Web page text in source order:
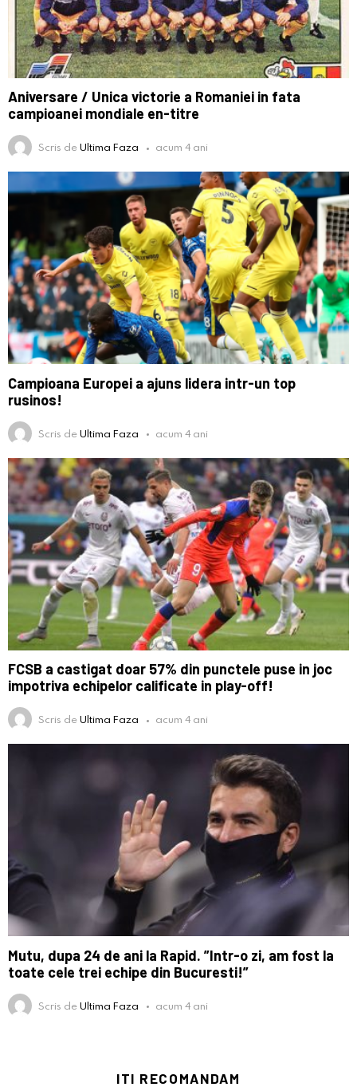
Aniversare / Unica victorie a Romaniei in fata
campioanei mondiale en-titre
Scris deUltima Faza acum 4 ani
Campioana Europei a ajuns lidera intr-un top
rusinos!
Scris deUltima Faza acum 4 ani
FCSB a castigat doar 57% din punctele puse in joc
impotriva echipelor calificate in play-off!
Scris deUltima Faza acum 4 ani
Mutu, dupa 24 de ani la Rapid. ”Intr-o zi, am fost la
toate cele trei echipe din Bucuresti!”
Scris deUltima Faza acum 4 ani
ITI RECOMANDAM